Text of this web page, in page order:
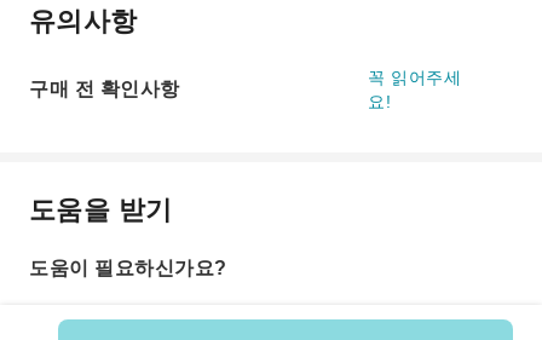
유의사항
구매 전 확인사항
꼭 읽어주세
요!
도움을 받기
도움이 필요하신가요?